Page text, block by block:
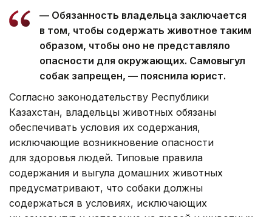
— Обязанность владельца заключается
в том, чтобы содержать животное таким
образом, чтобы оно не представляло
опасности для окружающих. Самовыгул
собак запрещен, — пояснила юрист.
Согласно законодательству Республики
Казахстан, владельцы животных обязаны
обеспечивать условия их содержания,
исключающие возникновение опасности
для здоровья людей. Типовые правила
содержания и выгула домашних животных
предусматривают, что собаки должны
содержаться в условиях, исключающих